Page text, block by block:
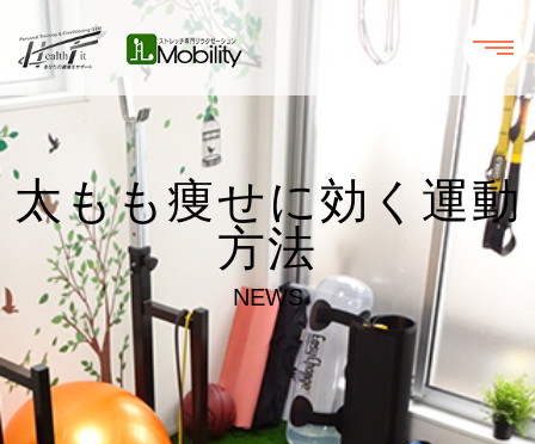
太もも痩せに効く運動
方法
NEWS